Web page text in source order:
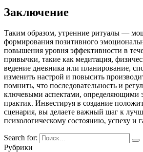
Заключение
Таким образом, утренние ритуалы —
формирования позитивного
повышения уровня эффективности в
привычки, такие как медитация,
ведение дневника или планирование,
изменить настрой и повысить
помнить, что последовательность и
ключевыми аспектами, определяющими
практик. Инвестируя в создание
сценария, вы делаете важный шаг к
психологическому состоянию, успеху и
Search for:
Рубрики